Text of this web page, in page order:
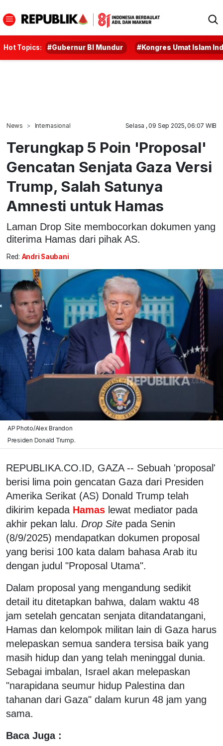
Hot Topics: #Gubernur BI Mundur #Kongres Umat Islam
News Internasional Selasa , 09 Sep 2025, 06:07 WIB
Terungkap 5 Poin 'Proposal'
Gencatan Senjata Gaza Versi
Trump, Salah Satunya
Amnesti untuk Hamas
Laman Drop Site membocorkan dokumen yang
diterima Hamas dari pihak AS.
Red: Andri Saubani
AP Photo/Alex Brandon
Presiden Donald Trump.
REPUBLIKA.CO.ID, GAZA -- Sebuah 'proposal'
berisi lima poin gencatan Gaza dari Presiden
Amerika Serikat (AS) Donald Trump telah
dikirim kepada Hamas lewat mediator pada
akhir pekan lalu. Drop Site pada Senin
(8/9/2025) mendapatkan dokumen proposal
yang berisi 100 kata dalam bahasa Arab itu
dengan judul "Proposal Utama".
Dalam proposal yang mengandung sedikit
detail itu ditetapkan bahwa, dalam waktu 48
jam setelah gencatan senjata ditandatangani,
Hamas dan kelompok militan lain di Gaza harus
melepaskan semua sandera tersisa baik yang
masih hidup dan yang telah meninggal dunia.
Sebagai imbalan, Israel akan melepaskan
"narapidana seumur hidup Palestina dan
tahanan dari Gaza" dalam kurun 48 jam yang
sama.
Baca Juga :